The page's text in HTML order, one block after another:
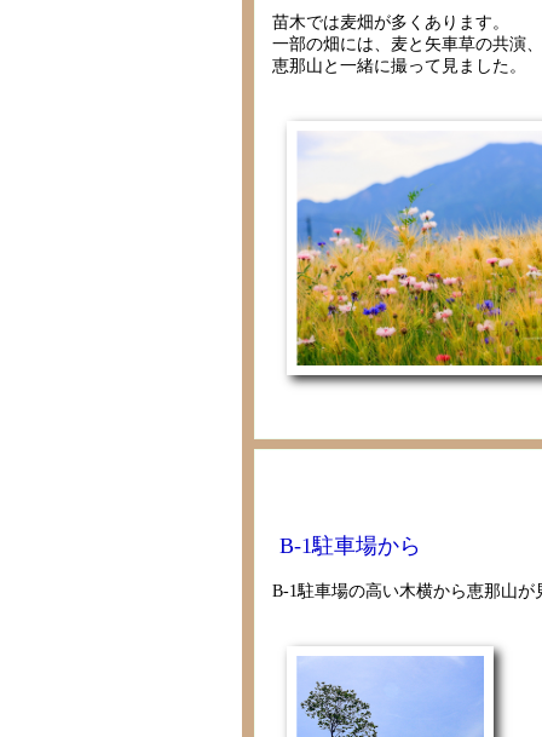
苗木では麦畑が多くあります。
一部の畑には、麦と矢車草の共演、
恵那山と一緒に撮って見ました。
B-1駐車場から
B-1駐車場の高い木横から恵那山が